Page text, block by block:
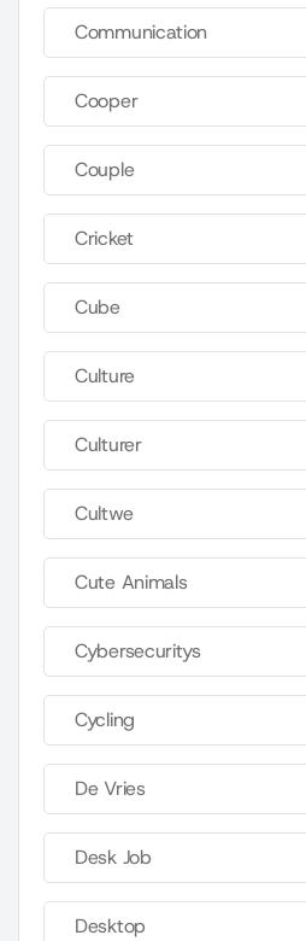
Communication
Cooper
Couple
Cricket
Cube
Culture
Culturer
Cultwe
Cute Animals
Cybersecuritys
Cycling
De Vries
Desk Job
Desktop